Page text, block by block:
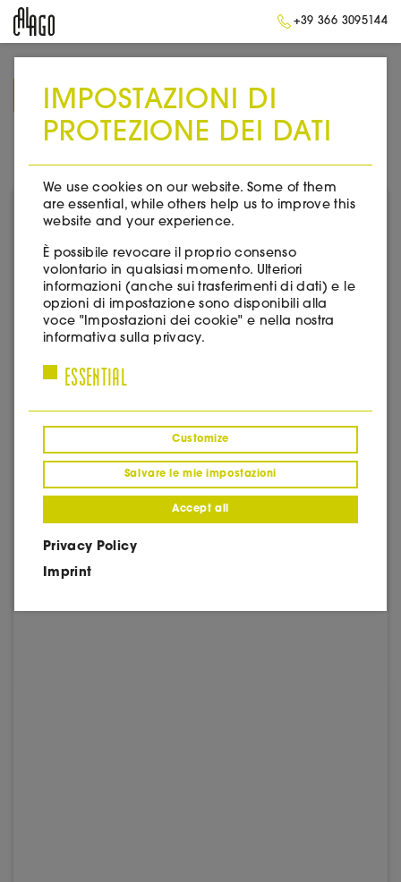
+39 366 3095144
BACK TO HOMEPAGE
ITALIA
IMPOSTAZIONI DI
PROTEZIONE DEI DATI
We use cookies on our website. Some of them
are essential, while others help us to improve this
website and your experience.
È possibile revocare il proprio consenso
volontario in qualsiasi momento. Ulteriori
informazioni (anche sui trasferimenti di dati) e le
opzioni di impostazione sono disponibili alla
voce "Impostazioni dei cookie" e nella nostra
informativa sulla privacy.
ESSENTIAL
Customize
Salvare le mie impostazioni
Accept all
Privacy Policy
Imprint